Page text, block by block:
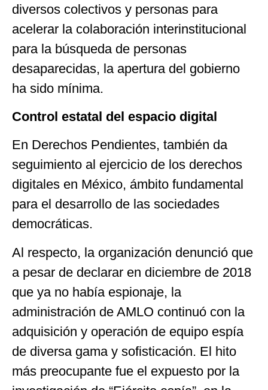
diversos colectivos y personas para
acelerar la colaboración interinstitucional
para la búsqueda de personas
desaparecidas, la apertura del gobierno
ha sido mínima.
Control estatal del espacio digital
En Derechos Pendientes, también da
seguimiento al ejercicio de los derechos
digitales en México, ámbito fundamental
para el desarrollo de las sociedades
democráticas.
Al respecto, la organización denunció que
a pesar de declarar en diciembre de 2018
que ya no había espionaje, la
administración de AMLO continuó con la
adquisición y operación de equipo espía
de diversa gama y sofisticación. El hito
más preocupante fue el expuesto por la